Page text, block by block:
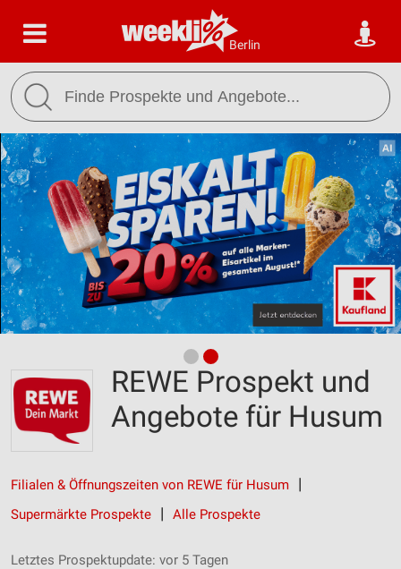
Berlin
REWE Prospekt und
Angebote für Husum
Filialen & Öffnungszeiten von REWE für Husum
Supermärkte Prospekte
Alle Prospekte
Letztes Prospektupdate: vor 5 Tagen